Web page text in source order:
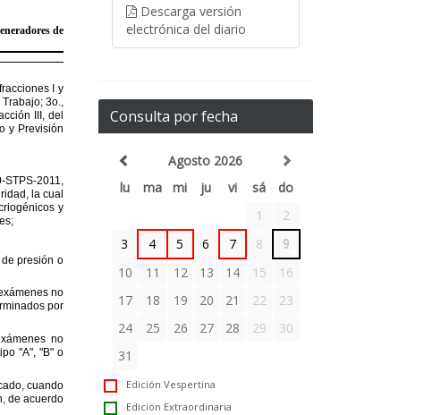
Descarga versión
electrónica del diario
Consulta por fecha
Agosto 2026
lu
ma mi ju vi sá
do
1
2
3
4 5 6 7 8
9
10
11 12 13 14 15
16
17
18 19 20 21 22
23
24
25 26 27 28 29
30
31
Edición Vespertina
Edición Extraordinaria